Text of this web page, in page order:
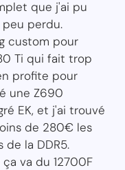
que j'ai pu
peu perdu.
custom pour
Ti qui fait trop
profite pour
une Z690
EK, et j'ai trouvé
de 280€ les
de la DDR5.
va du 12700F